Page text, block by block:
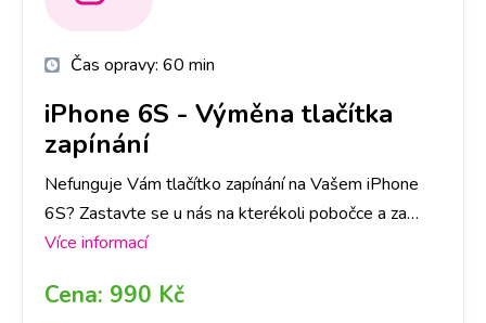
Čas opravy: 60 min
iPhone 6S - Výměna tlačítka
zapínání
Nefunguje Vám tlačítko zapínání na Vašem iPhone
6S? Zastavte se u nás na kterékoli pobočce a za
chvíli budou jako nová. Doporučujeme udělat si
hodiny.
Více informací
Cena: 990 Kč